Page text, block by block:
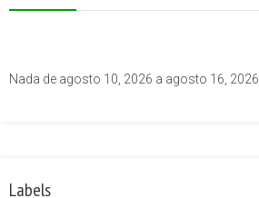
Nada de agosto 10, 2026 a agosto 16, 2026.
Labels